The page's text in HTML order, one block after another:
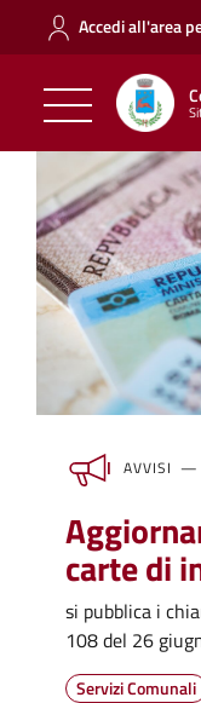
Accedi all'area
AVVISI
carte di
si pubblica i
108 del 26
Servizi Comunali